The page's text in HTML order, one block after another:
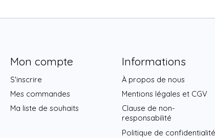
Mon compte
S'inscrire
Mes commandes
Ma liste de souhaits
Informations
À propos de nous
Mentions légales et CGV
Clause de non-
responsabilité
Politique de confidentialité